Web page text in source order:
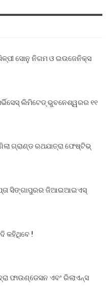
ସୋନୁ ନିଗମ ଓ ଇଉଜେନିକ୍ସ
ଲିମିଟେଡ୍ ଭୁବନେଶ୍ୱରର ୧୧
ଗ୍ରାଣ୍ଡ ରଥଯାତ୍ରା ଫେଷ୍ଟିଭ୍
ସିଙ୍ଗାପୁରର ଜିଆଇଆଇଏସ୍
କହିଥିବେ !
ଫାଉଣ୍ଡେସନ ଏବଂ ରିଲାଏନ୍ସ